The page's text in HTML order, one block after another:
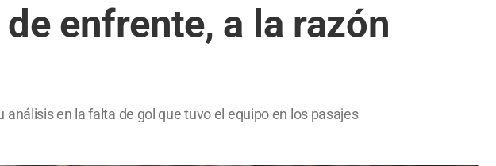
enfrente, a la razón
en la falta de gol que tuvo el equipo en los pasajes